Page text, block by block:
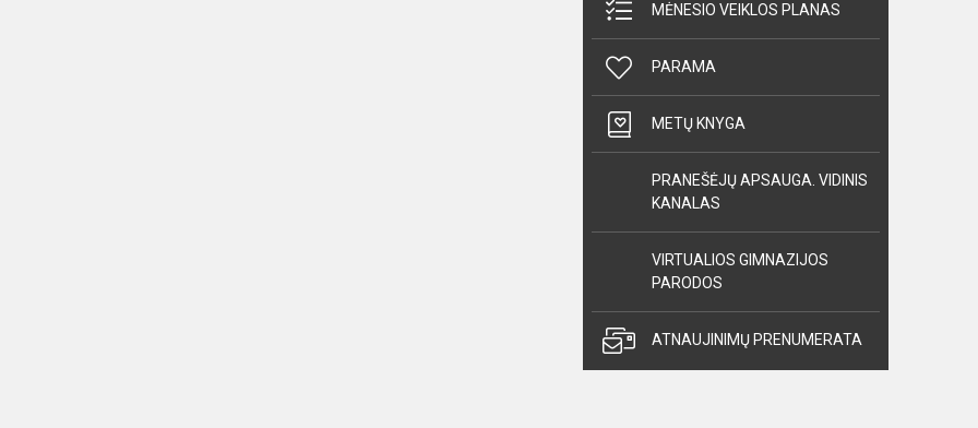
MĖNESIO VEIKLOS PLANAS
PARAMA
METŲ KNYGA
PRANEŠĖJŲ APSAUGA. VIDINIS
KANALAS
VIRTUALIOS GIMNAZIJOS
PARODOS
ATNAUJINIMŲ PRENUMERATA